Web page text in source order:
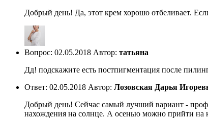
Добрый день! Да, этот крем хорошо отбеливает.
Вопрос: 02.05.2018 Автор: татьяна
Дд! подскажите есть постпигментация после
Ответ: 02.05.2018 Автор: Лозовская Дарья
Добрый день! Сейчас самый лучший вариант -
нахождения на солнце. А осенью можно прийти на